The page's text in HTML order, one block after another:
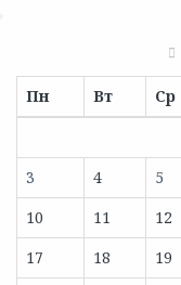
Пн Вт Ср
3
4 5
10
11 12
17
18 19